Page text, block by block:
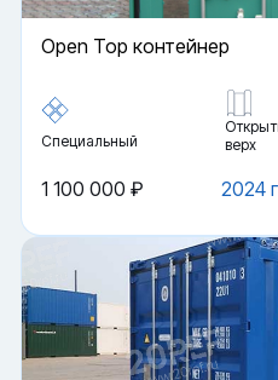
Open Top контейнер
Специальный
верх
2024
1 100 000 ₽